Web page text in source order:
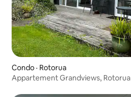
Condo · Rotorua
Appartement Grandviews, Rotorua